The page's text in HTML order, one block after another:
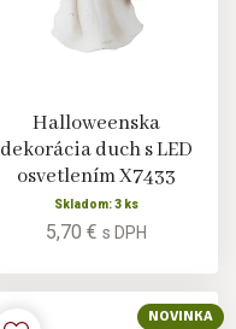
Halloweenska
dekorácia duch s LED
osvetlením X7433
Skladom: 3 ks
5,70 €s DPH
NOVINKA